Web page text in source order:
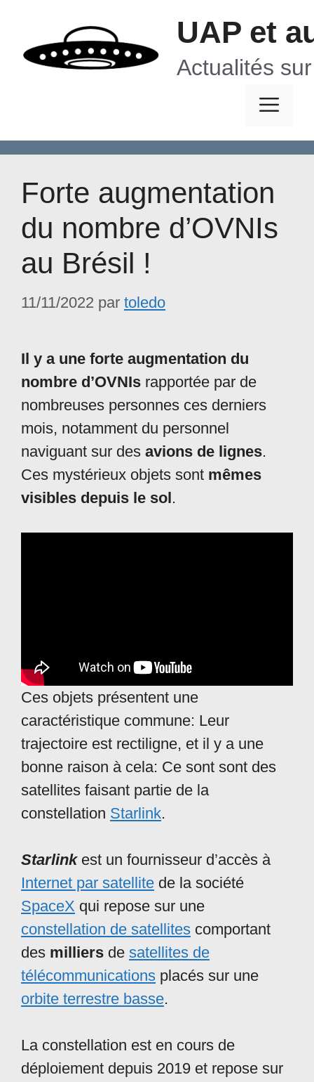
contenu
UAP et
Actualités
Forte augmentation
du nombre d’OVNIs
au Brésil !
11/11/2022 par toledo
Il y a une forte augmentation du
nombre d’OVNIs rapportée par de
nombreuses personnes ces derniers
mois, notamment du personnel
naviguant sur des avions de lignes.
Ces mystérieux objets sont mêmes
visibles depuis le sol.
Ces objets présentent une
caractéristique commune: Leur
trajectoire est rectiligne, et il y a une
bonne raison à cela: Ce sont sont des
satellites faisant partie de la
constellation Starlink.
Starlinkest un fournisseur d’accès à
Internet par satellite de la société
SpaceX qui repose sur une
constellation de satellites comportant
des milliers de satellites de
télécommunications placés sur une
orbite terrestre basse.
La constellation est en cours de
déploiement depuis 2019 et repose sur